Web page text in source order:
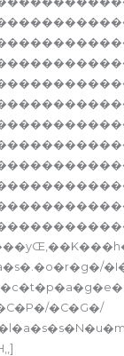
�C�G�/